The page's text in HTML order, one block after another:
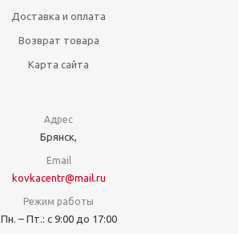
Доставка и оплата
Возврат товара
Карта сайта
Адрес
Брянск,
Email
kovkacentr@mail.ru
Режим работы
Пн. – Пт.: с 9:00 до 17:00